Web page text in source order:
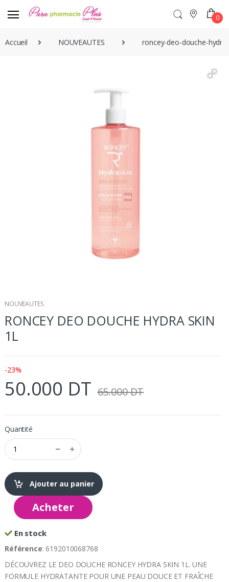
0
Accueil NOUVEAUTES roncey-deo-douche-
NOUVEAUTES
RONCEY DEO DOUCHE HYDRA SKIN
1L
-23%
50.000 DT 65.000 DT
Quantité
Ajouter au panier
Acheter
En stock
Référence: 6192010068768
DÉCOUVREZ LE DEO DOUCHE RONCEY HYDRA SKIN 1L. UNE
FORMULE HYDRATANTE POUR UNE PEAU DOUCE ET FRAÎCHE